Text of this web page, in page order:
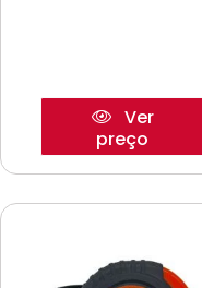
Ver
preço